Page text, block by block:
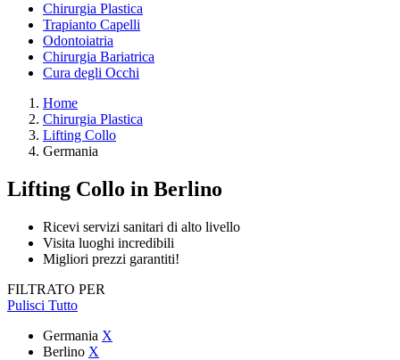
Chirurgia Plastica
Trapianto Capelli
Odontoiatria
Chirurgia Bariatrica
Cura degli Occhi
Home
Chirurgia Plastica
Lifting Collo
Germania
Lifting Collo in Berlino
Ricevi servizi sanitari di alto livello
Visita luoghi incredibili
Migliori prezzi garantiti!
FILTRATO PER
Pulisci Tutto
Germania X
Berlino X